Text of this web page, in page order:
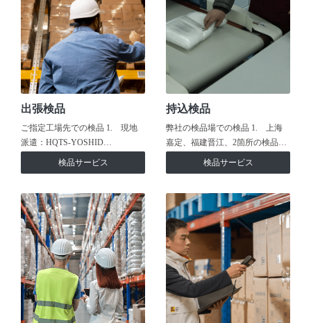
出張検品
ご指定工場先での検品 1. 現地
派遣：HQTS-YOSHID…
検品サービス
持込検品
弊社の検品場での検品 1. 上海
嘉定、福建晋江、2箇所の検品…
検品サービス